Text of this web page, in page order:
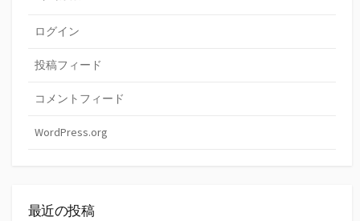
ログイン
投稿フィード
コメントフィード
WordPress.org
最近の投稿